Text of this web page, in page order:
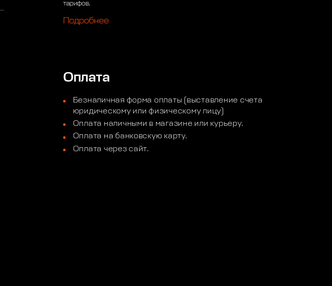
тарифов.
Подробнее
Оплата
Безналичная форма оплаты (выставление счета
юридическому или физическому лицу)
Оплата наличными в магазине или курьеру.
Оплата на банковскую карту.
Оплата через сайт.